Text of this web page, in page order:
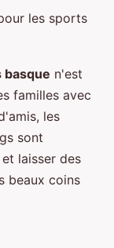
les sports
basque n'est
familles avec
les
sont
laisser des
beaux coins